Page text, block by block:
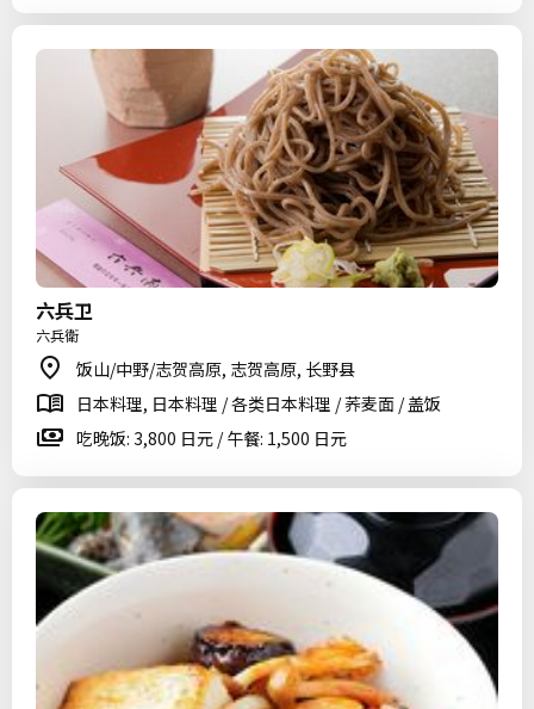
六兵卫
六兵衛
饭山/中野/志贺高原, 志贺高原, 长野县
日本料理, 日本料理 / 各类日本料理 / 荞麦面 / 盖饭
吃晚饭: 3,800 日元 / 午餐: 1,500 日元